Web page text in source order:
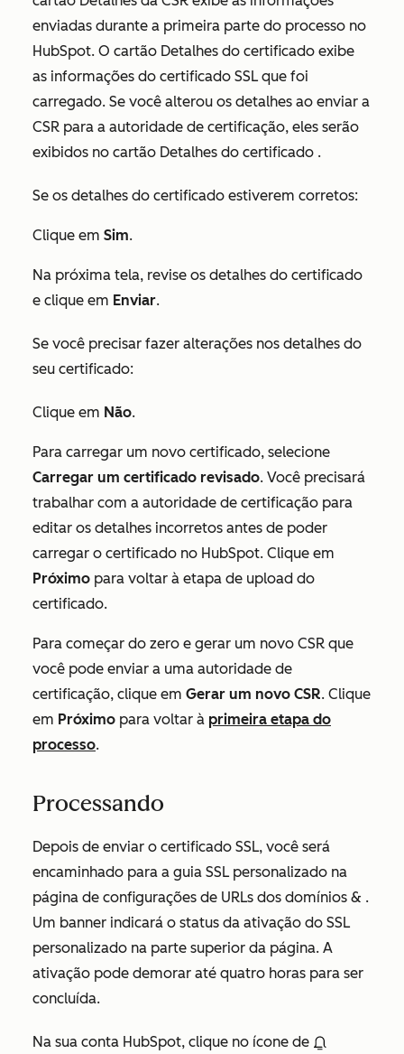
enviadas durante a primeira parte do processo no
HubSpot. O cartão Detalhes do certificado exibe
as informações do certificado SSL que foi
carregado. Se você alterou os detalhes ao enviar a
CSR para a autoridade de certificação, eles serão
exibidos no cartão Detalhes do certificado .
Se os detalhes do certificado estiverem corretos:
Clique em Sim.
Na próxima tela, revise os detalhes do certificado
e clique em Enviar.
Se você precisar fazer alterações nos detalhes do
seu certificado:
Clique em Não.
Para carregar um novo certificado, selecione
Carregar um certificado revisado. Você precisará
trabalhar com a autoridade de certificação para
editar os detalhes incorretos antes de poder
carregar o certificado no HubSpot. Clique em
Próximo para voltar à etapa de upload do
certificado.
Para começar do zero e gerar um novo CSR que
você pode enviar a uma autoridade de
certificação, clique em Gerar um novo CSR. Clique
em Próximo para voltar à primeira etapa do
processo.
Processando
Depois de enviar o certificado SSL, você será
encaminhado para a guia SSL personalizado na
página de configurações de URLs dos domínios & .
Um banner indicará o status da ativação do SSL
personalizado na parte superior da página. A
ativação pode demorar até quatro horas para ser
concluída.
Na sua conta HubSpot, clique no ícone de